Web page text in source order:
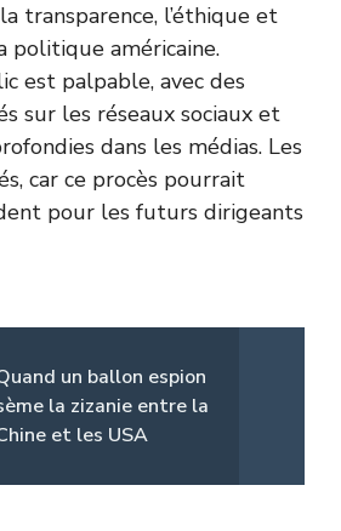
transparence, l’éthique et
politique américaine.
est palpable, avec des
sur les réseaux sociaux et
dans les médias. Les
car ce procès pourrait
pour les futurs dirigeants
un ballon espion
la zizanie entre la
et les USA